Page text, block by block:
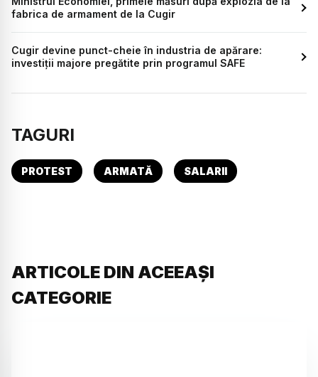
fabrica de armament de la Cugir
Cugir devine punct-cheie în industria de apărare:
investiții majore pregătite prin programul SAFE
TAGURI
PROTEST ARMATĂ SALARII
ARTICOLE DIN ACEEAȘI
CATEGORIE